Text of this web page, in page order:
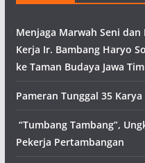
Menjaga Marwah Seni
Kerja Ir. Bambang Haryo
ke Taman Budaya Jawa
Pameran Tunggal 35
“Tumbang Tambang”,
Pekerja Pertambangan